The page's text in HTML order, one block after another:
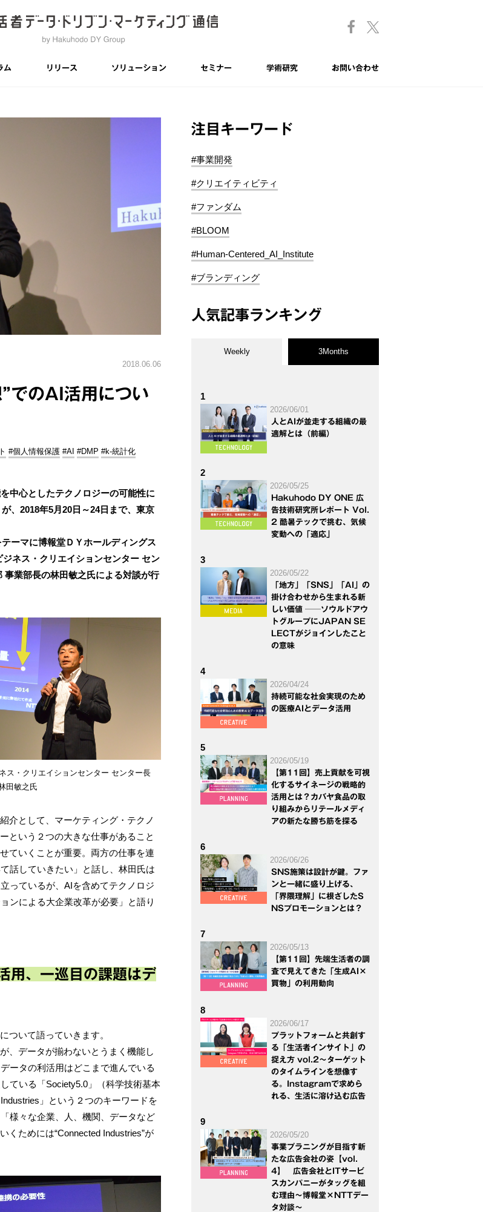
ム リリース ソリューション セミナー 学術研究 お問い合わせ
2018.06.06
”でのAI活用につい
#個人情報保護 #AI #DMP #k-統計化
中心としたテクノロジーの可能性に
、2018年5月20日～24日まで、東京
ーマに博報堂ＤＹホールディングス
ネス・クリエイションセンター セン
業部長の林田敏之氏による対談が行
ス・クリエイションセンター センター長
田敏之氏
介として、マーケティング・テクノ
という２つの大きな仕事があること
ていくことが重要。両方の仕事を連
話していきたい」と話し、林田氏は
っているが、AIを含めてテクノロジ
ンによる大企業改革が必要」と語り
、一巡目の課題はデ
ついて語っていきます。
、データが揃わないとうまく機能し
ータの利活用はどこまで進んでいる
ている「Society5.0」（科学技術基本
」という２つのキーワードを
様々な企業、人、機関、データなど
くためには“Connected Industries”が
注目キーワード
#事業開発
#クリエイティビティ
#ファンダム
#BLOOM
#Human-Centered_AI_Institute
#ブランディング
人気記事ランキング
Weekly 3Months
1
2026/06/01
人とAIが並走する組織の最
適解とは（前編）
2
2026/05/25
Hakuhodo DY ONE 広
告技術研究所レポート Vol.
2 酷暑テックで挑む、気候
変動への「適応」
3
2026/05/22
「地方」「SNS」「AI」の
掛け合わせから生まれる新
しい価値 ──ソウルドアウ
トグループにJAPAN SE
LECTがジョインしたこと
の意味
4
2026/04/24
持続可能な社会実現のため
の医療AIとデータ活用
5
2026/05/19
【第11回】売上貢献を可視
化するサイネージの戦略的
活用とは？カバヤ食品の取
り組みからリテールメディ
アの新たな勝ち筋を探る
6
2026/06/26
SNS施策は設計が鍵。ファ
ンと一緒に盛り上げる、
「界隈理解」に根ざしたS
NSプロモーションとは？
7
2026/05/13
【第11回】先端生活者の調
査で見えてきた「生成AI×
買物」の利用動向
8
2026/06/17
プラットフォームと共創す
る「生活者インサイト」の
捉え方 vol.2～ターゲット
のタイムラインを想像す
る。Instagramで求めら
れる、生活に溶け込む広告
9
2026/05/20
事業プラニングが目指す新
たな広告会社の姿【vol.
4】 広告会社とITサービ
スカンパニーがタッグを組
む理由～博報堂×NTTデー
タ対談～